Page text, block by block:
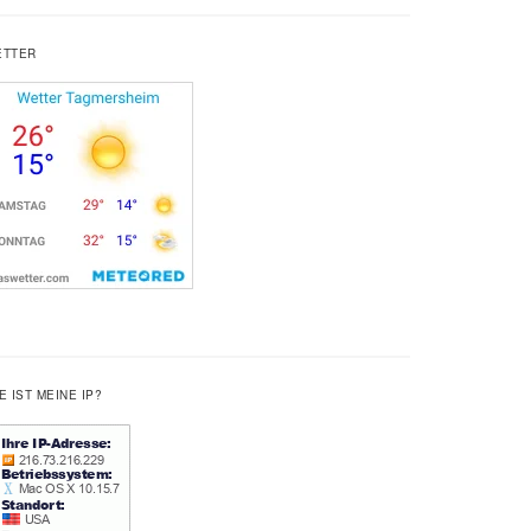
IST MEINE IP?